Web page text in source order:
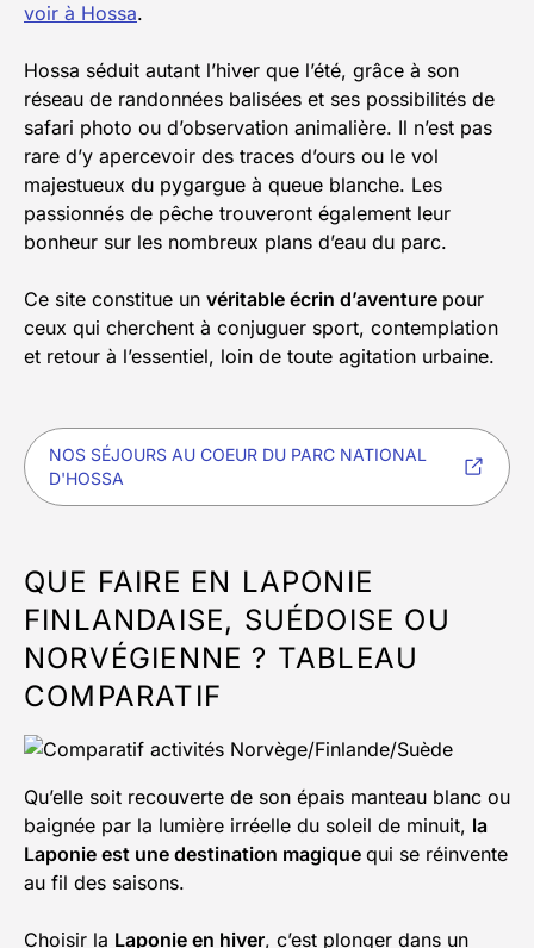
voir à Hossa.
Hossa séduit autant l’hiver que l’été, grâce à son
réseau de randonnées balisées et ses possibilités de
safari photo ou d’observation animalière. Il n’est pas
rare d’y apercevoir des traces d’ours ou le vol
majestueux du pygargue à queue blanche. Les
passionnés de pêche trouveront également leur
bonheur sur les nombreux plans d’eau du parc.
Ce site constitue un véritable écrin d’aventure pour
ceux qui cherchent à conjuguer sport, contemplation
et retour à l’essentiel, loin de toute agitation urbaine.
NOS SÉJOURS AU COEUR DU PARC NATIONAL
D'HOSSA
QUE FAIRE EN LAPONIE
FINLANDAISE, SUÉDOISE OU
NORVÉGIENNE ? TABLEAU
COMPARATIF
Qu’elle soit recouverte de son épais manteau blanc ou
baignée par la lumière irréelle du soleil de minuit, la
Laponie est une destination magique qui se réinvente
au fil des saisons.
Choisir la Laponie en hiver, c’est plonger dans un